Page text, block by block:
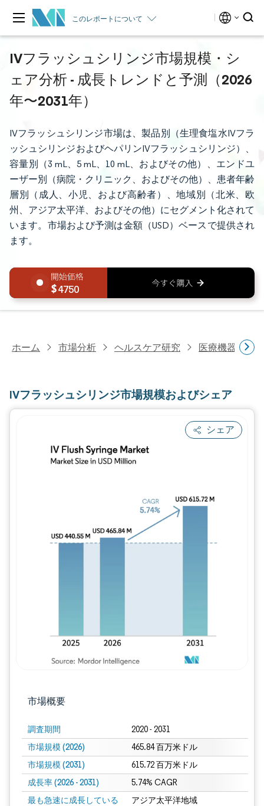
このレポートについて
IVフラッシュシリンジ市場規模・シ
ェア分析 - 成長トレンドと予測（2026
年〜2031年）
IVフラッシュシリンジ市場は、製品別（生理食塩水IVフラ
ッシュシリンジおよびヘパリンIVフラッシュシリンジ）、
容量別（3 mL、5 mL、10 mL、およびその他）、エンドユ
ーザー別（病院・クリニック、およびその他）、患者年齢
層別（成人、小児、および高齢者）、地域別（北米、欧
州、アジア太平洋、およびその他）にセグメント化されて
います。市場および予測は金額（USD）ベースで提供され
ます。
4750
ホーム 市場分析 ヘルスケア研究 医療機器研究
IVフラッシュシリンジ市場規模およびシェア
シェア
市場概要
調査期間 2020 - 2031
市場規模 (2026) 465.84 百万米ドル
市場規模 (2031) 615.72 百万米ドル
成長率 (2026 - 2031) 5.74% CAGR
最も急速に成長している
アジア太平洋地域